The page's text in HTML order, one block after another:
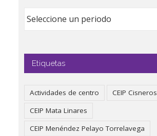
Etiquetas
Actividades de centro
CEIP Cisneros
CEIP Mata Linares
CEIP Menéndez Pelayo Torrelavega